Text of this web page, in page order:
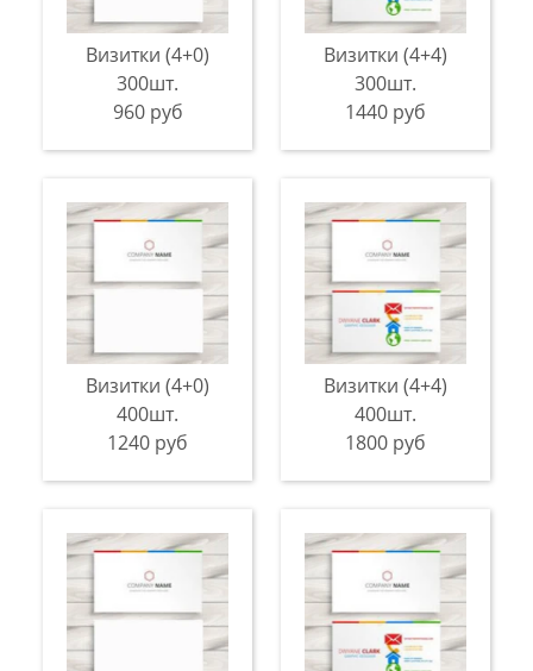
Визитки (4+0)
300шт.
960 руб
Визитки (4+4)
300шт.
1440 руб
Визитки (4+0)
400шт.
1240 руб
Визитки (4+4)
400шт.
1800 руб